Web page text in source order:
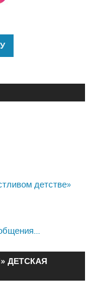
детстве»
ДЕТСКАЯ